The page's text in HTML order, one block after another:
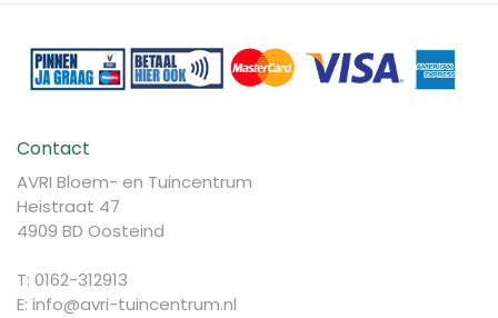
Contact
AVRI Bloem- en Tuincentrum
Heistraat 47
4909 BD Oosteind
T: 0162-312913
E: info@avri-tuincentrum.nl